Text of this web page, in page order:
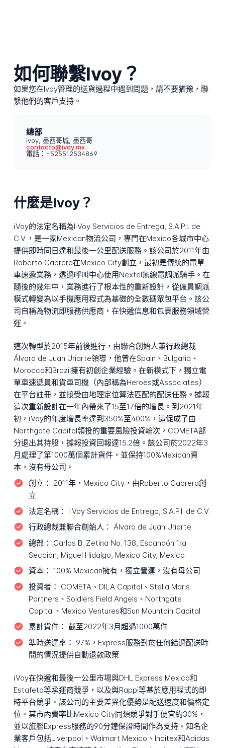
如何聯繫Ivoy？
如果您在Ivoy管理的送貨過程中遇到問題，請不要猶豫，聯
繫他們的客戶支持。
總部
Ivoy, 墨西哥城, 墨西哥
contacto@ivoy.mx
電話：+525512534869
什麼是Ivoy？
iVoy的法定名稱為I Voy Servicios de Entrega, S.A.P.I. de
C.V.，是一家Mexican物流公司，專門在Mexico各城市中心
提供即時同日達和最後一公里配送服務。該公司於2011年由
Roberto Cabrera在Mexico City創立，最初是傳統的電單
車速遞業務，透過呼叫中心使用Nextel無線電調派騎手。在
隨後的幾年中，業務進行了根本性的重新設計，從僱員調派
模式轉變為以手機應用程式為基礎的全數碼眾包平台。該公
司自稱為物流即服務供應商，在快遞信息和包裹服務領域營
運。
這次轉型於2015年前後進行，由聯合創始人兼行政總裁
Álvaro de Juan Uriarte領導，他曾在Spain、Bulgaria、
Morocco和Brazil擁有初創企業經驗。在新模式下，獨立電
單車速遞員和貨車司機（內部稱為Heroes或Associates）
在平台註冊，並接受由地理定位算法匹配的配送任務。據報
這次重新設計在一年內帶來了15至17倍的增長。到2021年
初，iVoy的年度增長率達到350%至400%，這促成了由
Northgate Capital領投的重要風險投資輪次，COMETA部
分退出其持股，據報投資回報達15.2倍。該公司於2022年3
月處理了第1000萬個累計貨件，並保持100%Mexican資
本，沒有母公司。
創立： 2011年，Mexico City，由Roberto Cabrera創
立
法定名稱： I Voy Servicios de Entrega, S.A.P.I. de C.V.
行政總裁兼聯合創始人： Álvaro de Juan Uriarte
總部： Carlos B. Zetina No. 138, Escandón 1ra
Sección, Miguel Hidalgo, Mexico City, Mexico
資本： 100% Mexican擁有，獨立營運，沒有母公司
投資者： COMETA、DILA Capital、Stella Maris
Partners、Soldiers Field Angels、Northgate
Capital、Mexico Ventures和Sun Mountain Capital
累計貨件： 截至2022年3月超過1000萬件
準時送達率： 97%，Express服務對於任何錯過配送時
間的情況提供自動退款政策
iVoy在快遞和最後一公里市場與DHL Express Mexico和
Estafeta等承運商競爭，以及與Rappi等基於應用程式的即
時平台競爭。該公司的主要差異化優勢是配送速度和價格定
位。其市內費率比Mexico City同類競爭對手便宜約30%，
並以旗艦Express服務的90分鐘保證時間作為支持。知名企
業客戶包括Liverpool、Walmart Mexico、Inditex和Adidas